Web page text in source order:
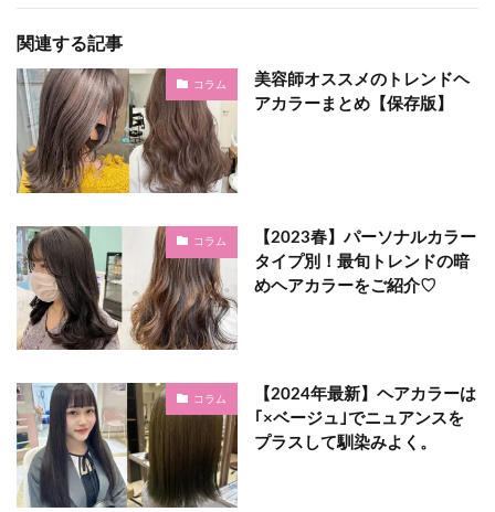
関連する記事
コラム
美容師オススメのトレンドヘ
アカラーまとめ【保存版】
コラム
【2023春】パーソナルカラー
タイプ別！最旬トレンドの暗
めヘアカラーをご紹介♡
コラム
【2024年最新】ヘアカラーは
｢×ベージュ｣でニュアンスを
プラスして馴染みよく。